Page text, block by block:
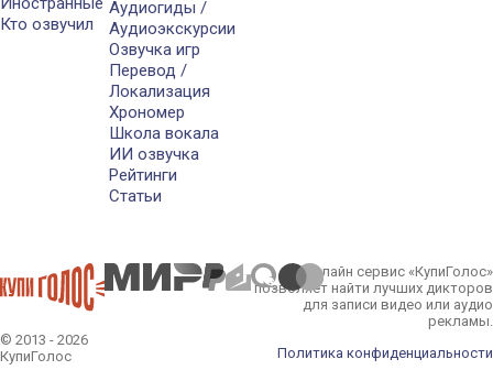
Кто озвучил
Аудиогиды /
Аудиоэкскурсии
Озвучка игр
Перевод /
Локализация
Хрономер
Школа вокала
ИИ озвучка
Рейтинги
Статьи
© 2013 - 2026
КупиГолос
Онлайн сервис «КупиГолос»
позволяет найти лучших дикторов
для записи видео или аудио
рекламы.
Политика конфиденциальности